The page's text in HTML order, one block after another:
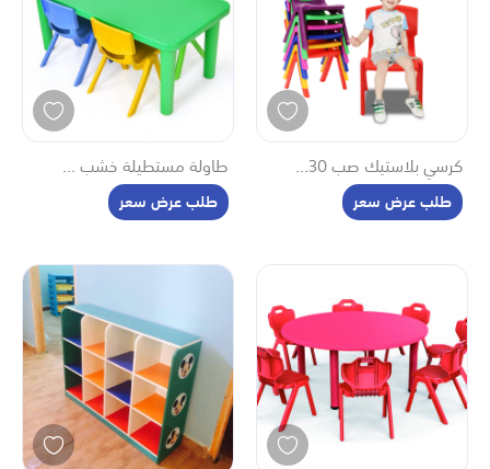
السعر (من الأقل إلى الأعلى)
السعر (من الأعلى إلى الأقل)
التقييم (من الأقل إلى الأعلى)
التقييم (من الأعلى إلى الأقل)
وصل حديثا
كرسي بلاستيك صب 30...
طلب عرض سعر
طاولة مستطيلة خشب ...
طلب عرض سعر